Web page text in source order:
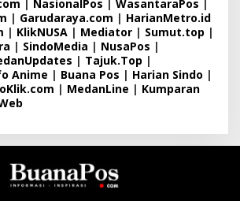
| NasionalPos | WasantaraPos |
| Garudaraya.com | HarianMetro.id
| KlikNUSA | Mediator | Sumut.top |
| SindoMedia | NusaPos |
| Tajuk.Top |
Anime | Buana Pos | Harian Sindo |
| MedanLine | Kumparan